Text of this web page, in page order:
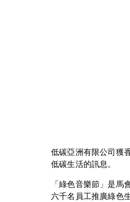
低碳亞洲有限公司獲
低碳生活的訊息。
「綠色音樂節」是
六千名員工推廣綠色